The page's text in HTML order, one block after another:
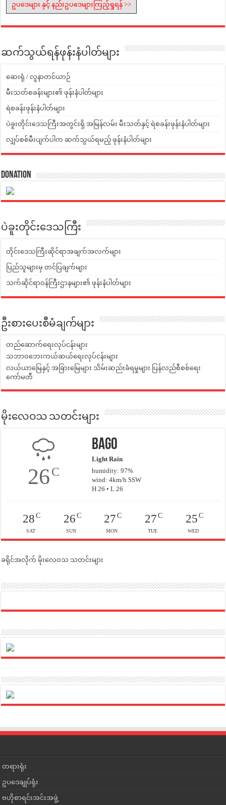
ဥပဒေများ နှင့် နည်းဥပဒေများကြည့်ရှုရန် >>
ဆက်သွယ်ရန်ဖုန်းနံပါတ်များ
ဆေးရုံ / လူနာတင်ယာဉ်
မီးသတ်စခန်းများ၏ ဖုန်းနံပါတ်များ
ရဲစခန်းဖုန်းနံပါတ်များ
ပဲခူးတိုင်းဒေသကြီးအတွင်းရှိ အမြန်လမ်း မီးသတ်နှင့် ရဲစခန်းဖုန်းနံပါတ်များ
လျှပ်စစ်မီးပျက်ပါက ဆက်သွယ်ရမည့် ဖုန်းနံပါတ်များ
Donation
ပဲခူးတိုင်းဒေသကြီး
တိုင်းဒေသကြီးဆိုင်ရာအချက်အလက်များ
ပြည်သူများမှ တင်ပြချက်များ
သက်ဆိုင်ရာဝန်ကြီးဌာနများ၏ ဖုန်းနံပါတ်များ
ဦးစားပေးစီမံချက်များ
တည်ဆောက်ရေးလုပ်ငန်းများ
သဘာဝဘေးကယ်ဆယ်ရေးလုပ်ငန်းများ
လယ်ယာမြေနှင့် အခြားမြေများ သိမ်းဆည်းခံရမှုများ ပြန်လည်စီစစ်ရေး
ကော်မတီ
မိုးလေဝသ သတင်းများ
26C
Bago
Light Rain
humidity: 97%
wind: 4km/h SSW
H 26 • L 26
28C
SAT
26C
SUN
27 C
MON
27C
TUE
25C
WED
ခရိုင်အလိုက် မိုးလေဝသ သတင်းများ
တရားရုံး
ဥပဒေချုပ်ရုံး
ဗဟိုစာရင်းအင်းအဖွဲ့